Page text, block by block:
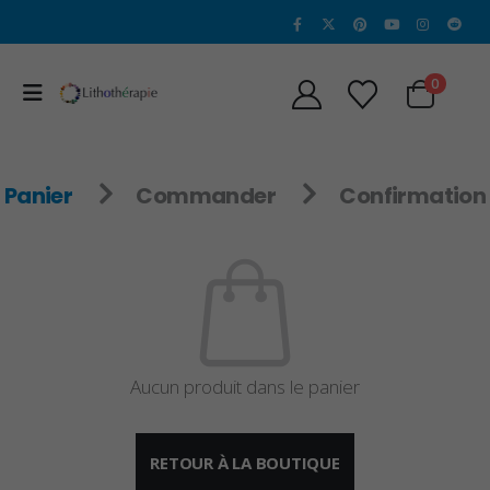
0
Panier Commander Confirmation
Aucun produit dans le panier
RETOUR À LA BOUTIQUE